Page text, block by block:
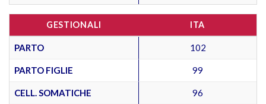
GESTIONALI ITA
PARTO 102
PARTO FIGLIE 99
CELL. SOMATICHE 96